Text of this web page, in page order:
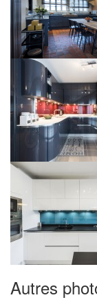
Autres